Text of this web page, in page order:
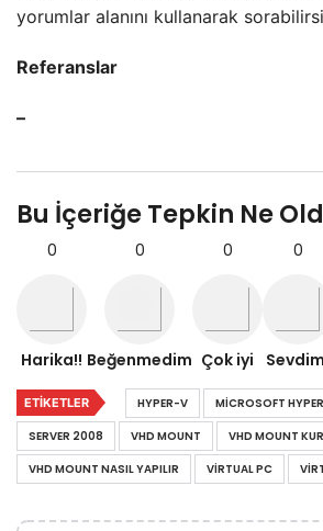
yorumlar alanını kullanarak
Referanslar
–
Bu İçeriğe Tepkin Ne
0
Harika!!
0
Beğenmedim
0
Çok iyi
0
ETIKETLER HYPER-V MICROSOFT
SERVER 2008
VHD MOUNT
VHD MOUNT
VHD MOUNT NASIL YAPILIR
VIRTUAL PC